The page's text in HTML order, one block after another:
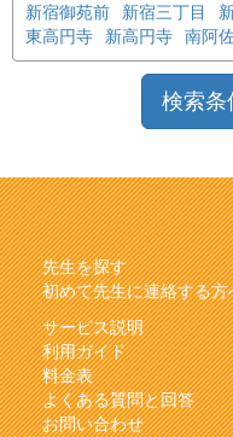
新宿御苑前
新宿三丁目
東高円寺
新高円寺 南阿
検索条
先生を探す
初めて先生に連絡する方
サービス説明
利用ガイド
料金表
よくある質問と回答
お問い合わせ